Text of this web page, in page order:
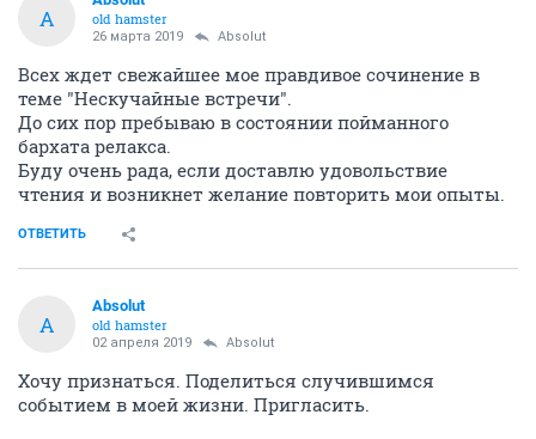
A
old hamster
26 марта 2019 Absolut
Всех ждет свежайшее мое правдивое сочинение в
теме "Нескучайные встречи".
До сих пор пребываю в состоянии пойманного
бархата релакса.
Буду очень рада, если доставлю удовольствие
чтения и возникнет желание повторить мои опыты.
ОТВЕТИТЬ
A
Absolut
old hamster
02 апреля 2019 Absolut
Хочу признаться. Поделиться случившимся
событием в моей жизни. Пригласить.